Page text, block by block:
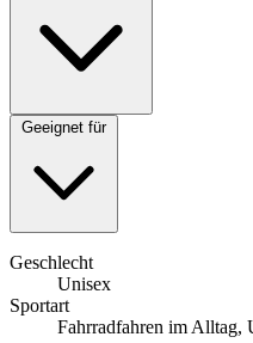
Geeignet für
Geschlecht
Unisex
Sportart
Fahrradfahren im Alltag,